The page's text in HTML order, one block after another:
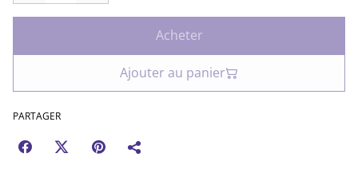
Acheter
Ajouter au panier
PARTAGER